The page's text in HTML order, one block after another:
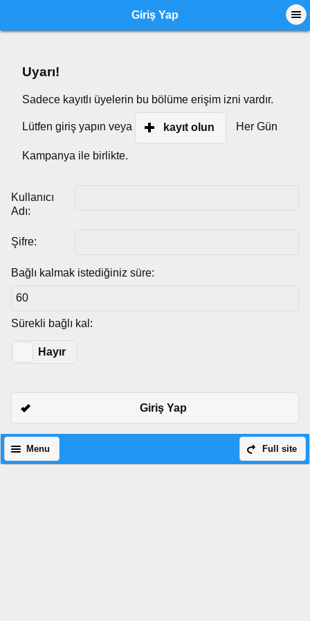
Giriş Yap
Uyarı!
Sadece kayıtlı üyelerin bu bölüme erişim izni vardır.
Lütfen giriş yapın veya kayıt olun Her Gün
Kampanya ile birlikte.
Kullanıcı
Adı:
Şifre:
Bağlı kalmak istediğiniz süre:
Sürekli bağlı kal:
Hayır
Giriş Yap
Full site
Menu